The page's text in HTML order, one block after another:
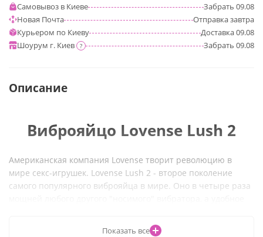
Самовывоз в Киеве Забрать 09.08
Новая Почта
Отправказавтра
Курьером по Киеву
Доставка09.08
Шоурум г. Киев
? Забрать 09.08
Описание
Виброяйцо Lovense Lush 2
Американская компания Lovense творит революцию в
мире секс-игрушек. Lovense Lush 2 - второе поколение
самого популярного виброяйца в мире. Оно в четыре раза
Показать все